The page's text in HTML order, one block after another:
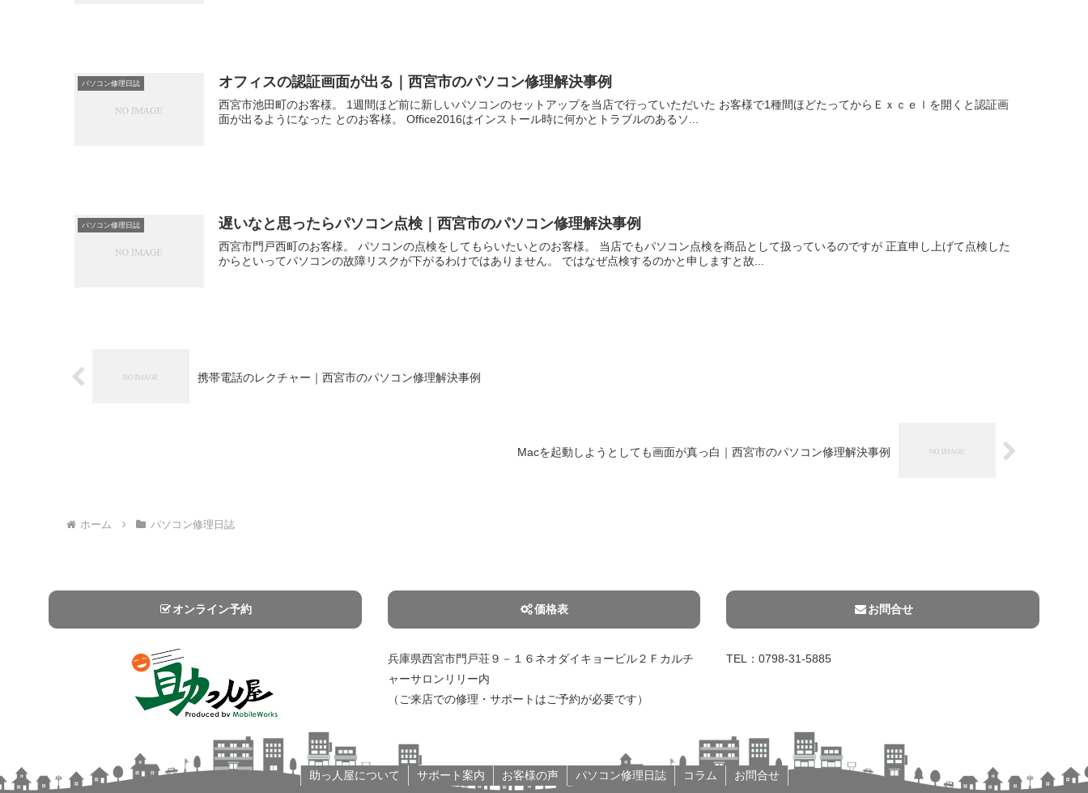
パソコン修理日誌 オフィスの認証画面が出る｜西宮市のパソコン修理解決事例
西宮市池田町のお客様。 1週間ほど前に新しいパソコンのセットアップを当店で行っていただいた お客様で1種間ほどたってからＥｘｃｅｌを開くと認証画
面が出るようになった とのお客様。 Office2016はインストール時に何かとトラブルのあるソ...
パソコン修理日誌 遅いなと思ったらパソコン点検｜西宮市のパソコン修理解決事例
西宮市門戸西町のお客様。 パソコンの点検をしてもらいたいとのお客様。 当店でもパソコン点検を商品として扱っているのですが 正直申し上げて点検した
からといってパソコンの故障リスクが下がるわけではありません。 ではなぜ点検するのかと申しますと故...
携帯電話のレクチャー｜西宮市のパソコン修理解決事例
Macを起動しようとしても画面が真っ白｜西宮市のパソコン修理解決事例
ホーム パソコン修理日誌
オンライン予約 価格表
兵庫県西宮市門戸荘９－１６ネオダイキョービル２Ｆカルチ
ャーサロンリリー内
（ご来店での修理・サポートはご予約が必要です）
お問合せ
TEL：0798-31-5885
助っ人屋について サポート案内 お客様の声 パソコン修理日誌 コラム お問合せ